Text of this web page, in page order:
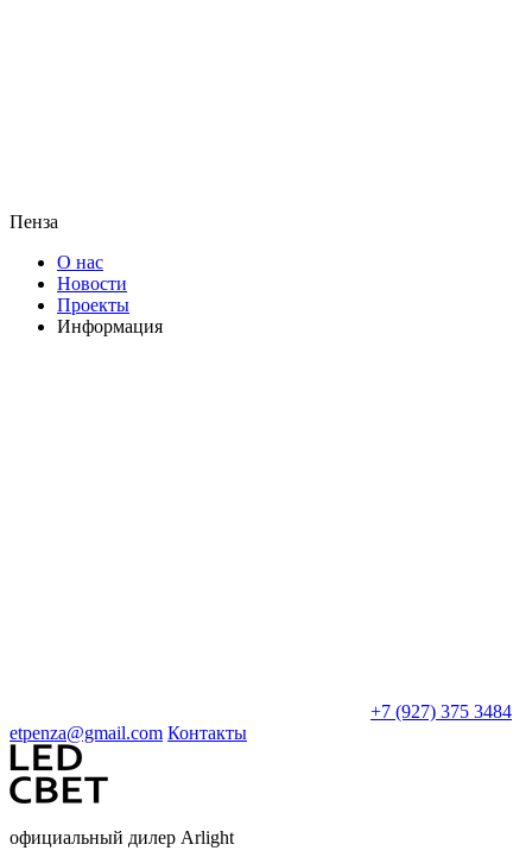
Пенза
О нас
Новости
Проекты
Информация
+7 (927) 375 3484
etpenza@gmail.com Контакты
официальный дилер Arlight